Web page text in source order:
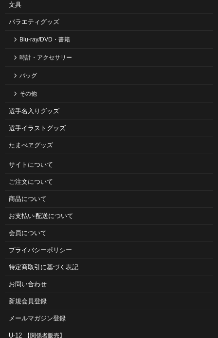
文具
バラエティグッズ
Blu-ray/DVD・書籍
時計・アクセサリー
バッグ
その他
選手名入りグッズ
選手イラストグッズ
たまべヱグッズ
サイトについて
ご注⽂について
商品について
お⽀払い‧配送について
会員について
プライバシーポリシー
特定商取引に基づく表記
お問い合わせ
新規会員登録
メールマガジン登録
U-12 【関係者販売】